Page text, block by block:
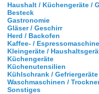
Haushalt / Küchengeräte /
Besteck
Gastronomie
Gläser / Geschirr
Herd / Backofen
Kaffee- /
Kleingeräte /
Küchengeräte
Küchenutensilien
Kühlschrank / Gefriergeräte
Waschmaschinen /
Sonstiges